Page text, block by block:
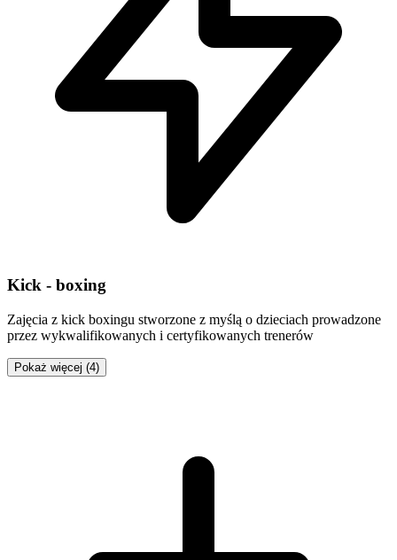
Kick - boxing
Zajęcia z kick boxingu stworzone z myślą o dzieciach prowadzone
przez wykwalifikowanych i certyfikowanych trenerów
Pokaż więcej (4)